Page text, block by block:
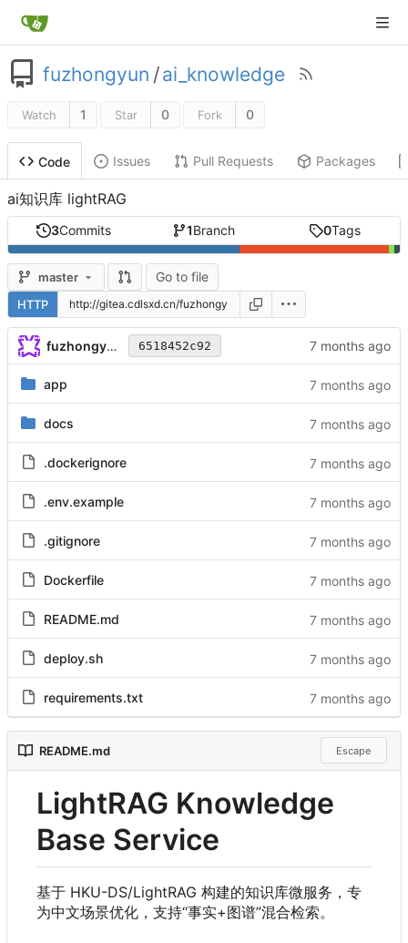
fuzhongyun /ai_knowledge
Watch 1 Star 0 Fork 0
Code Issues Pull Requests Packages
ai知识库 lightRAG
3Commits 1Branch 0Tags
master Go to file
HTTP
fuzhongyun 6518452c92
app
docs
.dockerignore
.env.example
.gitignore
Dockerfile
README.md
deploy.sh
requirements.txt
README.md Escape
LightRAG Knowledge
Base Service
基于 HKU-DS/LightRAG 构建的知识库微服务，专
为中文场景优化，支持“事实+图谱”混合检索。